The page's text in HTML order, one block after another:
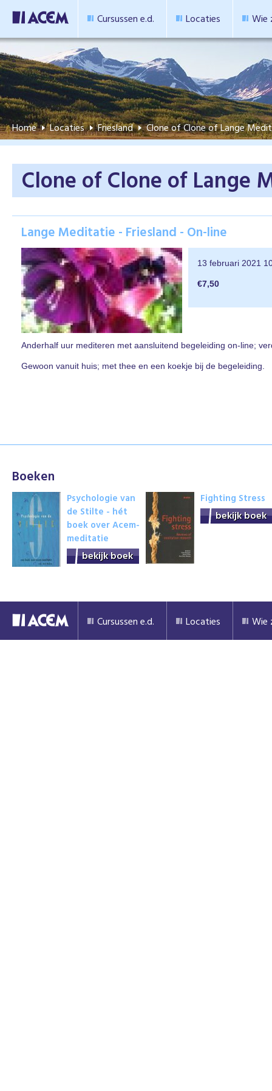
Cursussen e.d. Locaties Wie
Home Locaties Friesland Clone of Clone of Lange
Clone of Clone of Lange
Lange Meditatie - Friesland - On-line
13 februari 2021
€7,50
Anderhalf uur mediteren met aansluitend begeleiding on-line;
Gewoon vanuit huis; met thee en een koekje bij de begeleiding.
Boeken
Psychologie van
de Stilte - hét
boek over Acem-
meditatie
bekijk boek
Fighting Stress
bekijk boek
Cursussen e.d. Locaties Wie